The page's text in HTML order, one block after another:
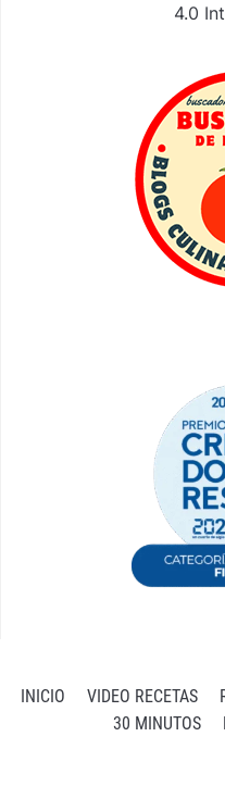
4.0
INICIO VIDEO RECETAS
30 MINUTOS